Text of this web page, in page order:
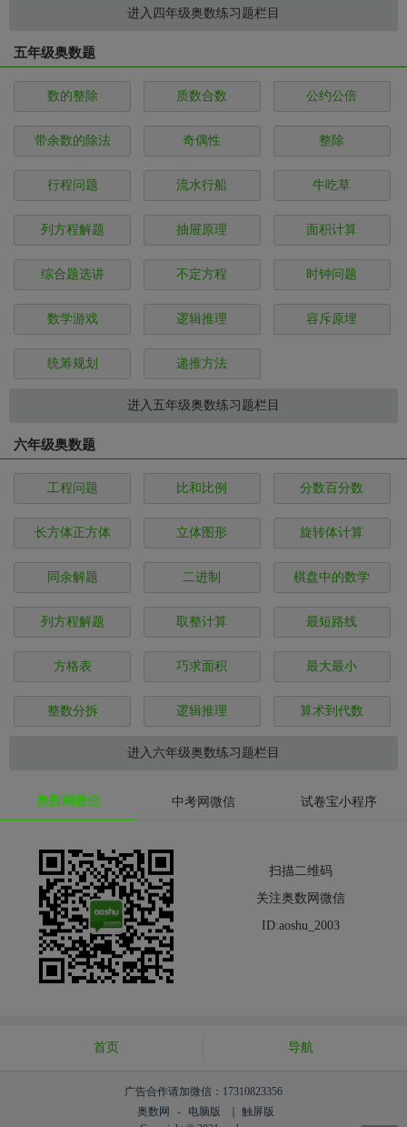
进入四年级奥数练习题栏目
五年级奥数题
数的整除 质数合数 公约公倍
带余数的除法 奇偶性 整除
行程问题 流水行船 牛吃草
列方程解题 抽屉原理 面积计算
综合题选讲 不定方程 时钟问题
数学游戏 逻辑推理 容斥原埋
统筹规划 递推方法
进入五年级奥数练习题栏目
六年级奥数题
工程问题 比和比例 分数百分数
长方体正方体 立体图形 旋转体计算
同余解题 二进制 棋盘中的数学
列方程解题 取整计算 最短路线
方格表 巧求面积 最大最小
整数分拆 逻辑推理 算术到代数
进入六年级奥数练习题栏目
奥数网微信 中考网微信 试卷宝小程序
扫描二维码
关注奥数网微信
ID:aoshu_2003
首页 导航
广告合作请加微信：17310823356
奥数网
- 电脑版
｜ 触屏版